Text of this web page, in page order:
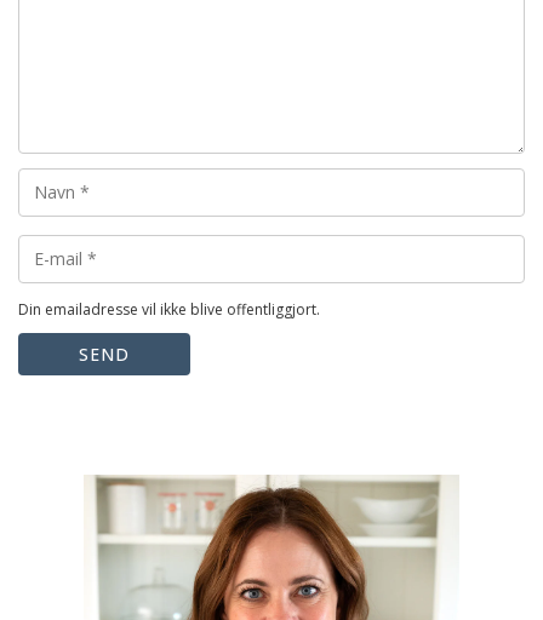
Din emailadresse vil ikke blive offentliggjort.
SEND